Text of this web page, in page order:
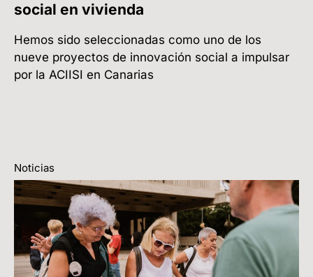
social en vivienda
Hemos sido seleccionadas como uno de los
nueve proyectos de innovación social a impulsar
por la ACIISI en Canarias
Noticias